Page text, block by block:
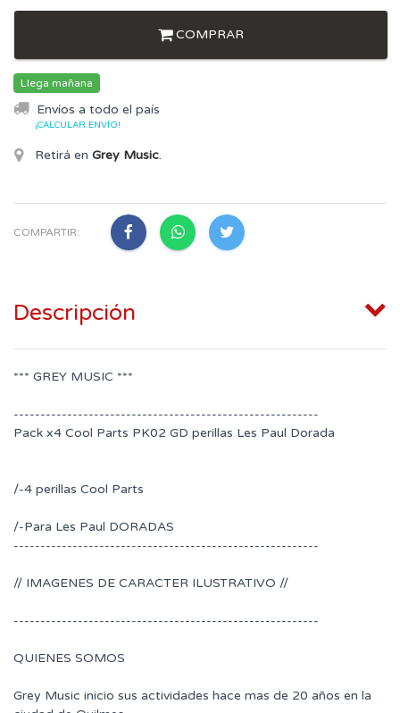
COMPRAR
Llega mañana
Envíos a todo el país
¡CALCULAR ENVÍO!
Retirá en Grey Music.
COMPARTIR:
Descripción
*** GREY MUSIC ***
---------------------------------------------------------
Pack x4 Cool Parts PK02 GD perillas Les Paul Dorada
/-4 perillas Cool Parts
/-Para Les Paul DORADAS
---------------------------------------------------------
// IMAGENES DE CARACTER ILUSTRATIVO //
---------------------------------------------------------
QUIENES SOMOS
Grey Music inicio sus actividades hace mas de 20 años en la